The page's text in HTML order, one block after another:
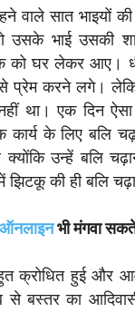
वाले सात भाइयों
उसके भाई उसकी
को घर लेकर आए।
प्रेम करने लगे।
था। एक दिन
कार्य के लिए बलि
उन्हें बलि
झिटकू की ही बलि
ऑनलाइनभी मंगवा
क्रोधित हुई और
बस्तर का